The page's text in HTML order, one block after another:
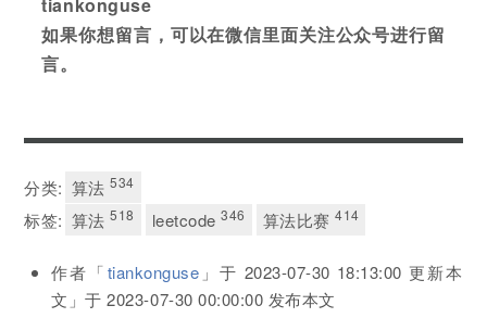
如果你想留言，可以在微信里面关注公众号进行留
言。
分类: 算法534
标签: 算法518 leetcode346 算法比赛414
作者「tiankonguse 」于 2023-07-30 18:13:00 更新本
文」于2023-07-30 00:00:00 发布本文